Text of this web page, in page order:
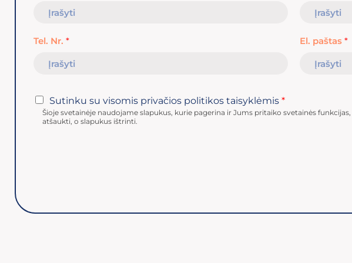
Tel. Nr. * El. paštas *
Sutinku su visomis privačios politikos taisyklėmis *
Šioje svetainėje naudojame slapukus, kurie pagerina ir Jums pritaiko svetainės
atšaukti, o slapukus ištrinti.